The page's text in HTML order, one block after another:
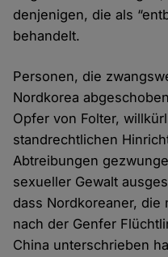
denjenigen, die als
behandelt.
Personen, die
Nordkorea
Opfer von Folter,
standrechtlichen
Abtreibungen
sexueller Gewalt
dass Nordkoreaner,
nach der Genfer
China unterschrieben